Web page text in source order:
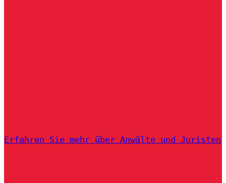
Erfahren Sie mehr über Anwälte und Juristen